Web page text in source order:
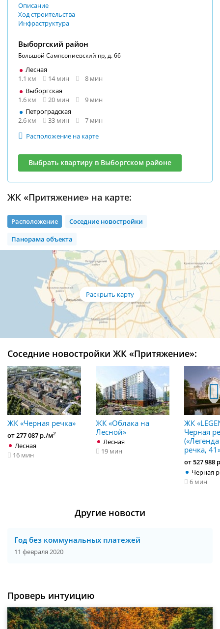
Описание
Ход строительства
Инфраструктура
Выборгский район
Большой Сампсониевский пр, д. 66
Лесная
1.1 км
14 мин
8 мин
Выборгская
1.6 км
20 мин
9 мин
Петроградская
2.6 км
33 мин
7 мин
Расположение на карте
Выбрать квартиру в Выборгском районе
ЖК «Притяжение» на карте:
Расположение
Соседние новостройки
Панорама объекта
Соседние новостройки ЖК «Притяжение»:
ЖК «Черная речка»
от 277 087 р./м2
Лесная
16 мин
ЖК «Облака на
Лесной»
Лесная
19 мин
ЖК
Черная
речка,
от 527 988
Черная
6 мин
Другие новости
Год без коммунальных платежей
11 февраля 2020
Проверь интуицию